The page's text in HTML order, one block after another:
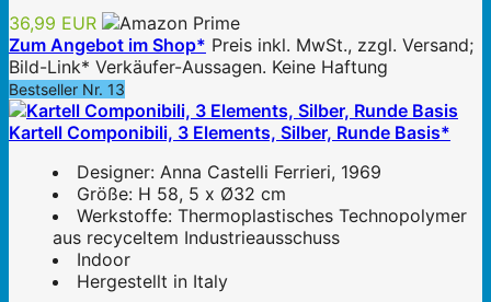
36,99 EUR
Zum Angebot im Shop* Preis inkl. MwSt., zzgl. Versand;
Bild-Link* Verkäufer-Aussagen. Keine Haftung
Bestseller Nr. 13
Kartell Componibili, 3 Elements, Silber, Runde Basis*
Designer: Anna Castelli Ferrieri, 1969
Größe: H 58, 5 x Ø32 cm
Werkstoffe: Thermoplastisches Technopolymer
aus recyceltem Industrieausschuss
Indoor
Hergestellt in Italy